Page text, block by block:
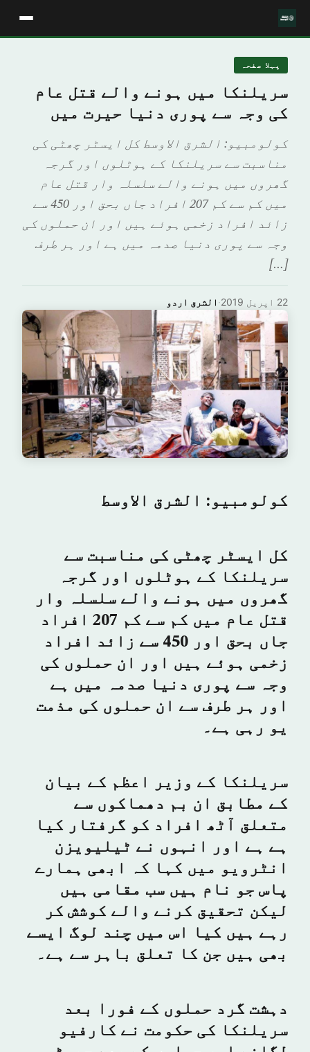
پہلا صفحہ
سریلنکا میں ہونے والے قتل عام
کی وجہ سے پوری دنیا حیرت میں
کولومبیو: الشرق الاوسط کل ایسٹر چھٹی کی
مناسبت سے سریلنکا کے ہوٹلوں اور گرجہ
گھروں میں ہونے والے سلسلہ وار قتل عام
میں کم سے کم 207 افراد جاں بحق اور 450 سے
زائد افراد زخمی ہوئے ہیں اور ان حملوں کی
وجہ سے پوری دنیا صدمہ میں ہے اور ہر طرف
[…]
الشرق اردو · 22 اپریل 2019
کولومبیو: الشرق الاوسط
کل ایسٹر چھٹی کی مناسبت سے
سریلنکا کے ہوٹلوں اور گرجہ
گھروں میں ہونے والے سلسلہ وار
قتل عام میں کم سے کم 207 افراد
جاں بحق اور 450 سے زائد افراد
زخمی ہوئے ہیں اور ان حملوں کی
وجہ سے پوری دنیا صدمہ میں ہے
اور ہر طرف سے ان حملوں کی مذمت
یو رہی ہے۔
سریلنکا کے وزیر اعظم کے بیان
کے مطابق ان بم دھماکوں سے
متعلق آٹھ افراد کو گرفتار کیا
ہے ہے اور انہوں نے ٹیلیویزن
انٹرویو میں کہا کہ ابھی ہمارے
پاس جو نام ہیں سب مقامی ہیں
لیکن تحقیق کرنے والے کوشش کر
رہے ہیں کیا اس میں چند لوگ ایسے
بھی ہیں جن کا تعلق باہر سے ہے۔
دہشت گرد حملوں کے فورا بعد
سریلنکا کی حکومت نے کارفیو